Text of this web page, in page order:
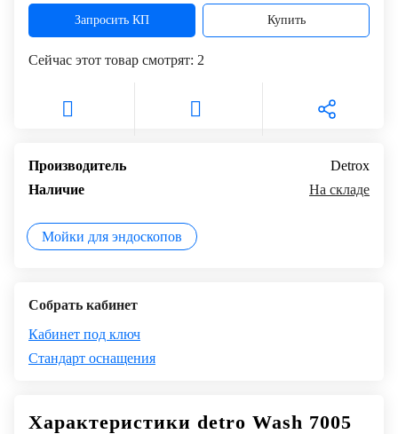
Запросить КП Купить
Сейчас этот товар смотрят: 2
Производитель
Detrox
Наличие
На складе
Мойки для эндоскопов
Собрать кабинет
Кабинет под ключ
Стандарт оснащения
Характеристики detro Wash 7005